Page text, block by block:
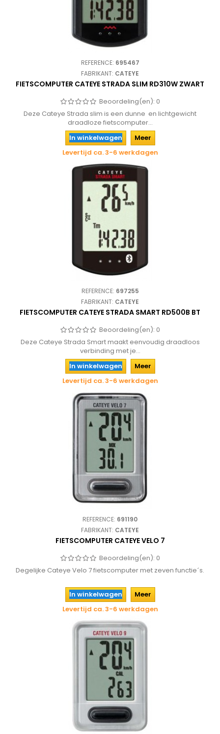
REFERENCE: 695467
FABRIKANT: CATEYE
FIETSCOMPUTER CATEYE STRADA SLIM RD310W ZWART
Beoordeling(en): 0
Deze Cateye Strada slim is een dunne en lichtgewicht
draadloze fietscomputer...
In winkelwagen
Meer
Levertijd ca. 3-6 werkdagen
REFERENCE: 697255
FABRIKANT: CATEYE
FIETSCOMPUTER CATEYE STRADA SMART RD500B BT
Beoordeling(en): 0
Deze Cateye Strada Smart maakt eenvoudig draadloos
verbinding met je...
In winkelwagen
Meer
Levertijd ca. 3-6 werkdagen
REFERENCE: 691190
FABRIKANT: CATEYE
FIETSCOMPUTER CATEYE VELO 7
Beoordeling(en): 0
Degelijke Cateye Velo 7 fietscomputer met zeven functie´s.
In winkelwagen
Meer
Levertijd ca. 3-6 werkdagen